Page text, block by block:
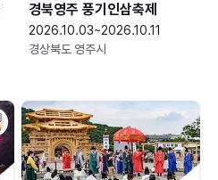
경북영주 풍기인삼축제
2026.10.03~2026.10.11
경상북도 영주시